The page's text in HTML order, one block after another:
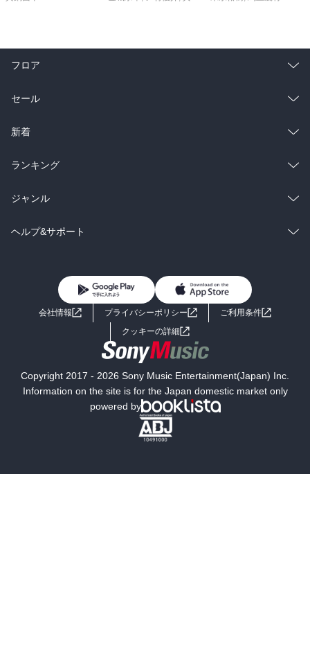
フロア
総合
ラノベ
雑誌・グラビア
BL・TL
セール
総合
ラノベ
雑誌・グラビア
BL・TL
新着
総合
ラノベ
雑誌・グラビア
ランキング
総合
ラノベ
ジャンル
コミック
ライトノベル 男子向けラノベ
小説
海外小説
ミステリー SF
文学
ヘルプ&サポート
よくあるご質問 お問い合わせ
会社情報 プライバシーポリシー
ご利用条件
クッキーの詳細
Copyright 2017 - 2026 Sony Music Entertainment(Japan) Inc.
Information on the site is for the Japan domestic market only
powered by